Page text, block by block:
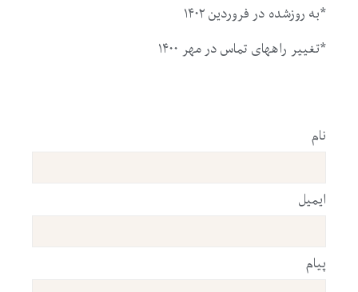
*به روزشده در فروردین ۱۴۰۲
*تغییر راههای تماس در مهر ۱۴۰۰
نام
ایمیل
پیام